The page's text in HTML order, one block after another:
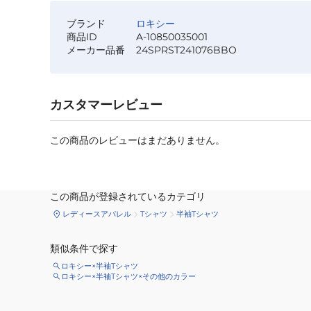
ブランド
ロキシー
商品ID
A-10850035001
メーカー品番
24SPRST241076BBO
カスタマーレビュー
この商品のレビューはまだありません。
この商品が登録されているカテゴリ
レディースアパレル Tシャツ 半袖Tシャツ
類似条件で探す
ロキシー×半袖Tシャツ
ロキシー×半袖Tシャツ×その他のカラー